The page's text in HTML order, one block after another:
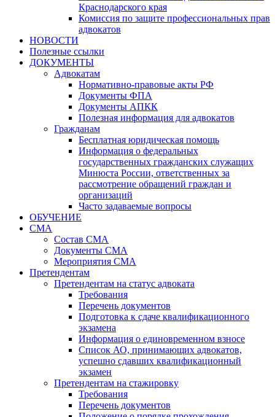
Краснодарского края
Комиссия по защите профессиональных прав
адвокатов
НОВОСТИ
Полезные ссылки
ДОКУМЕНТЫ
Адвокатам
Нормативно-правовые акты РФ
Документы ФПА
Документы АПКК
Полезная информация для адвокатов
Гражданам
Бесплатная юридическая помощь
Информация о федеральных
государственных гражданских служащих
Минюста России, ответственных за
рассмотрение обращений граждан и
организаций
Часто задаваемые вопросы
ОБУЧЕНИЕ
СМА
Состав СМА
Документы СМА
Мероприятия СМА
Претендентам
Претендентам на статус адвоката
Требования
Перечень документов
Подготовка к сдаче квалификационного
экзамена
Информация о единовременном взносе
Список АО, принимающих адвокатов,
успешно сдавших квалификационный
экзамен
Претендентам на стажировку
Требования
Перечень документов